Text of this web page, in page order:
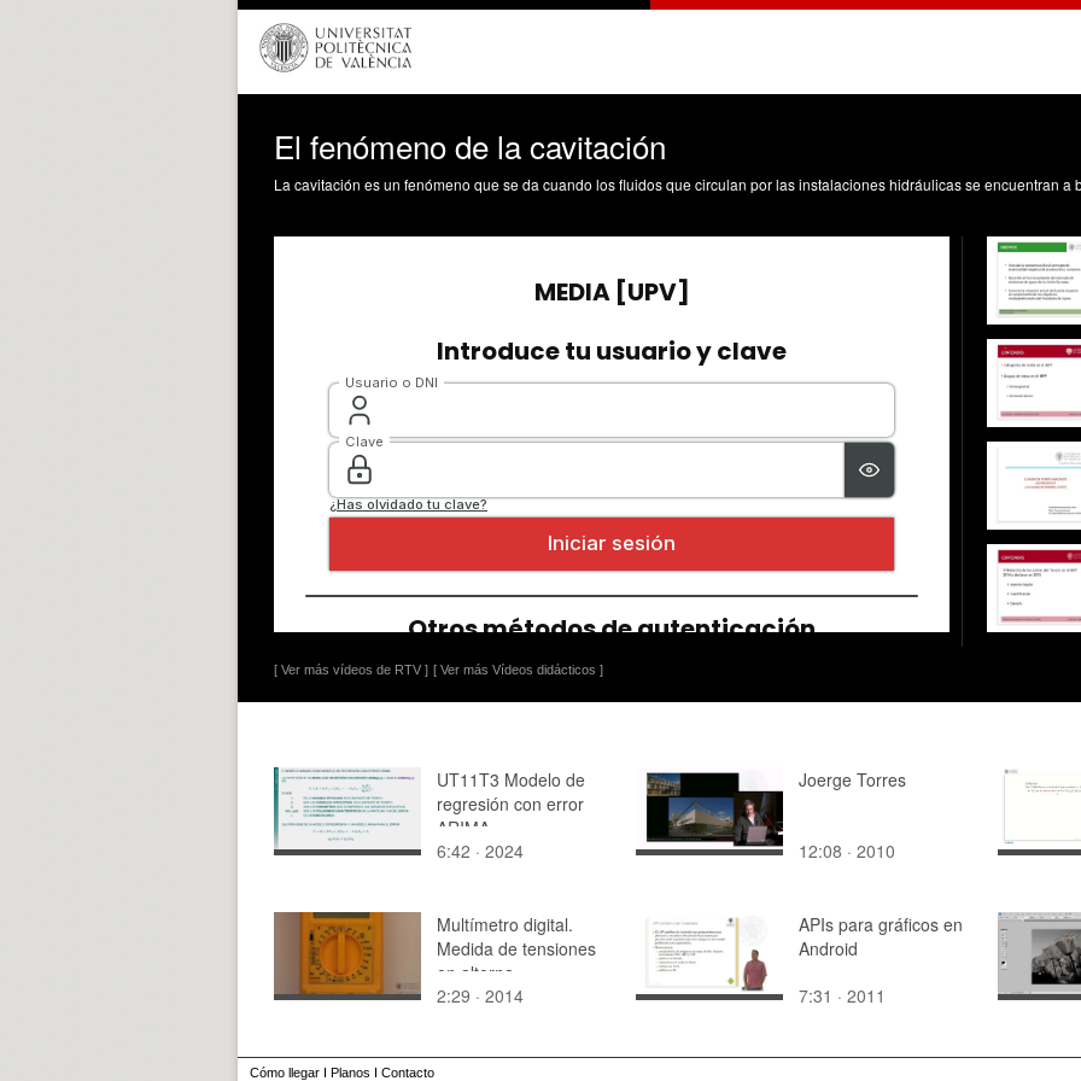
El fenómeno de la cavitación
[ Ver más vídeos de RTV ] [ Ver más Vídeos didácticos ]
UT11T3 Modelo de
regresión con error
ARIMA
6:42 · 2024
Joerge Torres
12:08 · 2010
Multímetro digital.
Medida de tensiones
en alterna.
2:29 · 2014
APIs para gráficos en
Android
7:31 · 2011
Cómo llegar I Planos I Contacto